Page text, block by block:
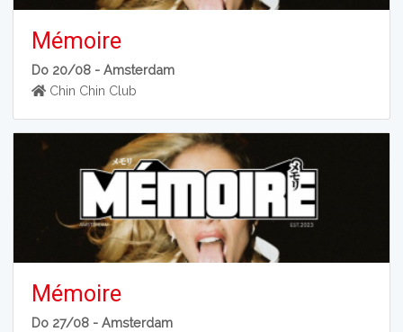
Mémoire
Do 20/08 -Amsterdam
Chin Chin Club
Mémoire
Do 27/08 -Amsterdam